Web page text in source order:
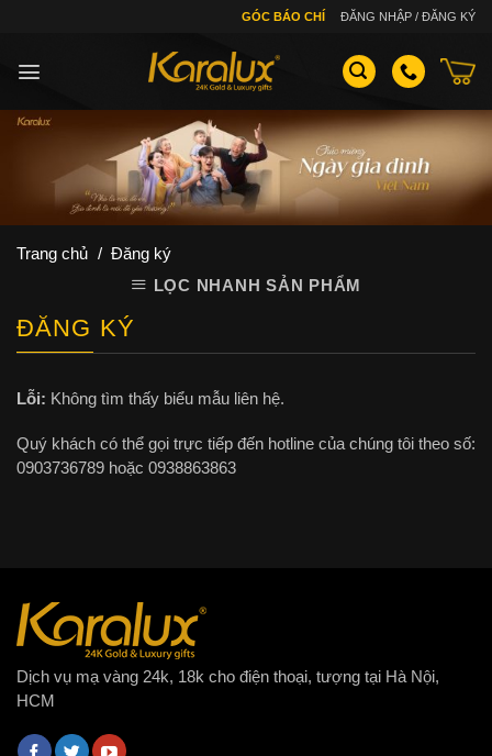
GÓC BÁO CHÍ ĐĂNG NHẬP / ĐĂNG KÝ
Trang chủ / Đăng ký
LỌC NHANH SẢN PHẨM
ĐĂNG KÝ
Lỗi: Không tìm thấy biểu mẫu liên hệ.
Quý khách có thể gọi trực tiếp đến hotline của chúng tôi theo số:
0903736789 hoặc 0938863863
Dịch vụ mạ vàng 24k, 18k cho điện thoại, tượng tại Hà Nội,
HCM